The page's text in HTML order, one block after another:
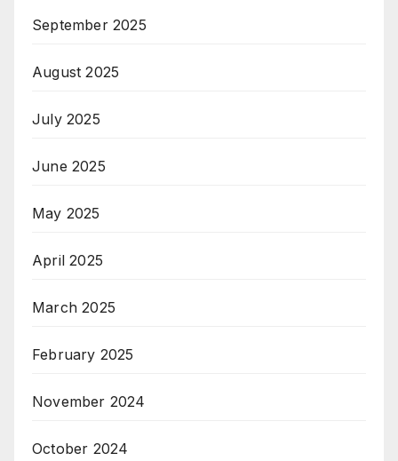
September 2025
August 2025
July 2025
June 2025
May 2025
April 2025
March 2025
February 2025
November 2024
October 2024